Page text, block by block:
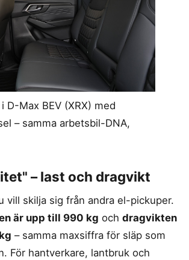
D-Max BEV (XRX) med
– samma arbetsbil-DNA,
– last och dragvikt
vill skilja sig från andra el-pickuper.
är upp till 990 kg och dragvikten
– samma maxsiffra för släp som
För hantverkare, lantbruk och